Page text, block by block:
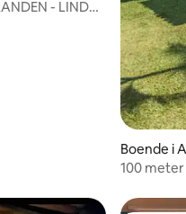
- LINDA
Boende i
s
100 meter